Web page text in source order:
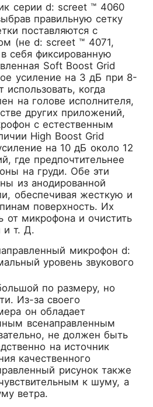
серии d: screet ™ 4060
правильную сетку
поставляются с
(не d: screet ™ 4071,
себя фиксированную
Soft Boost Grid
усиление на 3 дБ при 8-
использовать, когда
на голове исполнителя,
других приложений,
с естественным
High Boost Grid
на 10 дБ около 12
где предпочтительнее
на груди. Обе эти
из анодированной
обеспечивая жесткую и
поверхность. Их
от микрофона и очистить
и т. Д.
микрофон d:
уровень звукового
по размеру, но
Из-за своего
он обладает
всенаправленным
не должен быть
на источник
качественного
рисунок также
к шуму, а
ветра.